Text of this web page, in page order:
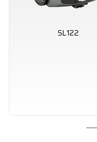
SL122